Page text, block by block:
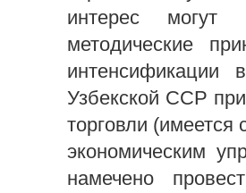
интерес могут
методические
интенсификации
Узбекской ССР при
торговли
экономическим
намечено